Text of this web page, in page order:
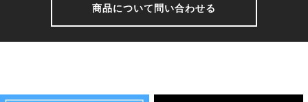
商品について問い合わせる